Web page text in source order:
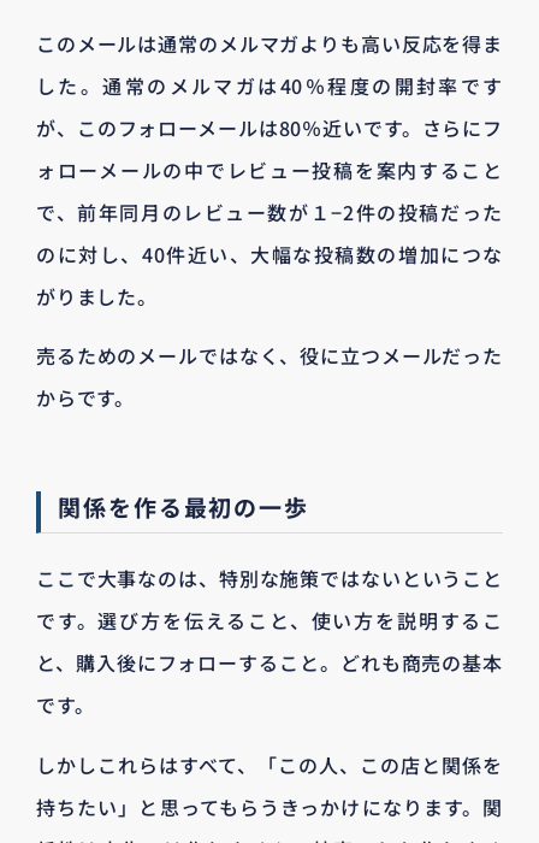
このメールは通常のメルマガよりも高い反応を得ま
した。通常のメルマガは40％程度の開封率です
が、このフォローメールは80％近いです。さらにフ
ォローメールの中でレビュー投稿を案内すること
で、前年同月のレビュー数が１−2件の投稿だった
のに対し、40件近い、大幅な投稿数の増加につな
がりました。
売るためのメールではなく、役に立つメールだった
からです。
関係を作る最初の一歩
ここで大事なのは、特別な施策ではないということ
です。選び方を伝えること、使い方を説明するこ
と、購入後にフォローすること。どれも商売の基本
です。
しかしこれらはすべて、「この人、この店と関係を
持ちたい」と思ってもらうきっかけになります。関